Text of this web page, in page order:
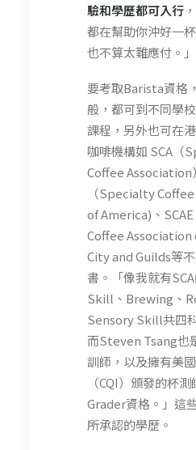
驗和學歷都可入行
都在幫助你沖好一
也不算太難應付。」
要考取Barista資格
般，都可到不同學
課程，另外也可在
咖啡機構如 SCA（
Coffee Association
（Specialty
of America)、
Coffee Association
City and Guilds等
書。「像我就有
Skill、Brewing、
Sensory Skill共四
而Steven Tsang也
訓師，以及擁有美
（CQI）頒發的杯
Grader資格。」這
所承認的學歷。